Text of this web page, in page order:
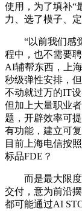
使用，为了填补“
力、选了模子、
“以前我们感觉
程中，也不需要
AI辅帮东西，上
秒级弹性安排，
不动就过万的IT
但加上大量职业
题，开辟效率可
有功能，建立可
目前上海电信按
标品FDE？
而是最大限度
交付，意为前沿摆
都可能通过AI